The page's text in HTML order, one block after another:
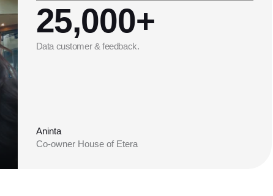
25,000+
Data customer & feedback.
Aninta
Co-owner House of Etera